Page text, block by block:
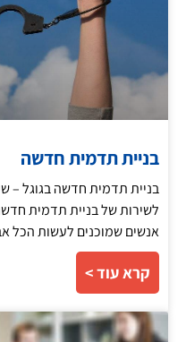
בניית תדמית חדשה
בניית תדמית חדשה בגוגל –
לשירות של בניית תדמית
אנשים שמוכנים לעשות הכל
קרא עוד >